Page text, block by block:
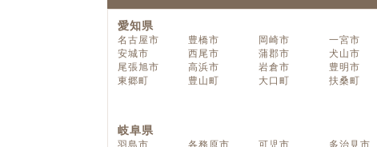
愛知県
名古屋市 豊橋市 岡崎市 一宮市
安城市
西尾市 蒲郡市 犬山市
尾張旭市
高浜市 岩倉市 豊明市
東郷町
豊山町 大口町 扶桑町
岐阜県
羽島市 各務原市 可児市 多治見市